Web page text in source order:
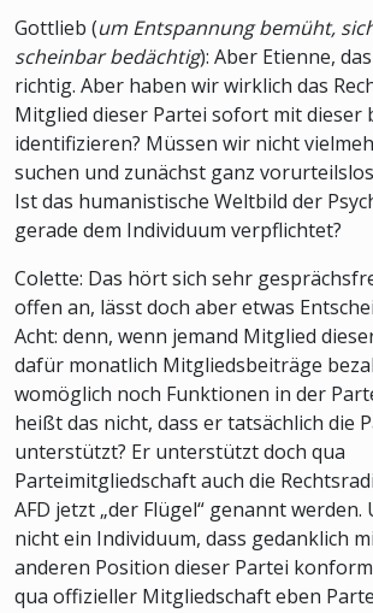
Gottlieb (um Entspannung bemüht,
scheinbar bedächtig): Aber Etienne,
richtig. Aber haben wir wirklich das
Mitglied dieser Partei sofort mit dieser
identifizieren? Müssen wir nicht
suchen und zunächst ganz
Ist das humanistische Weltbild der
gerade dem Individuum verpflichtet?
Colette: Das hört sich sehr
offen an, lässt doch aber etwas
Acht: denn, wenn jemand Mitglied
dafür monatlich Mitgliedsbeiträge
womöglich noch Funktionen in der
heißt das nicht, dass er tatsächlich die
unterstützt? Er unterstützt doch qua
Parteimitgliedschaft auch die
AFD jetzt „der Flügel“ genannt werden.
nicht ein Individuum, dass gedanklich
anderen Position dieser Partei
qua offizieller Mitgliedschaft eben